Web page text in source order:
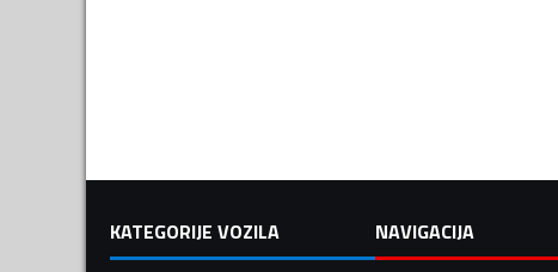
KATEGORIJE VOZILA
NAVIGACIJA